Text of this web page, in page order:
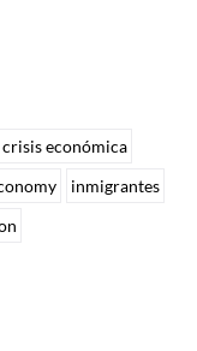
crisis económica
inmigrantes